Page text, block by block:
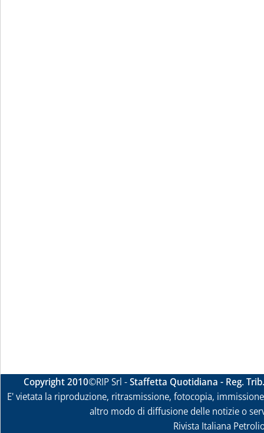
Copyright 2010©RIP Srl -Staffetta Quotidiana - Reg.
E' vietata la riproduzione, ritrasmissione, fotocopia,
altro modo di diffusione delle notizie o
Rivista Italiana